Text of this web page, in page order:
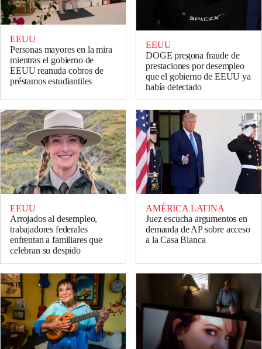
EEUU
Personas mayores en la mira
mientras el gobierno de
EEUU reanuda cobros de
préstamos estudiantiles
EEUU
DOGE pregona fraude de
prestaciones por desempleo
que el gobierno de EEUU ya
había detectado
EEUU
Arrojados al desempleo,
trabajadores federales
enfrentan a familiares que
celebran su despido
AMÉRICA LATINA
Juez escucha argumentos en
demanda de AP sobre acceso
a la Casa Blanca